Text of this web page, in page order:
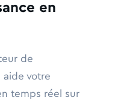
en
de
aide votre
temps réel sur